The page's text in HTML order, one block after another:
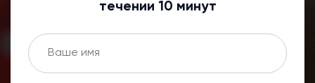
течении 10 минут